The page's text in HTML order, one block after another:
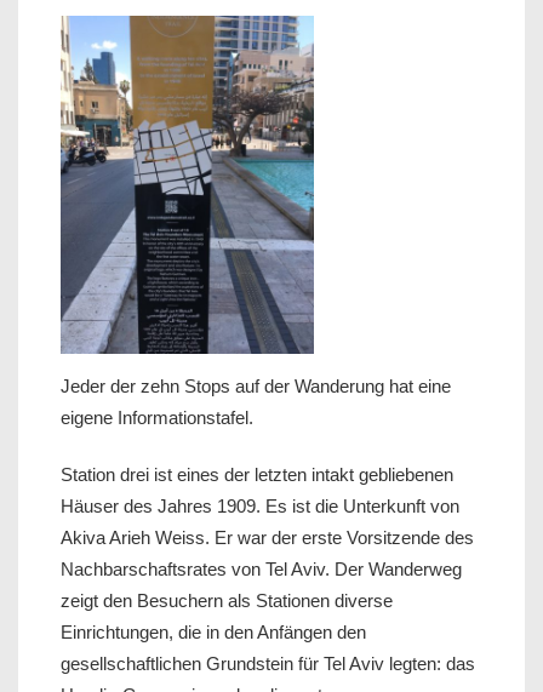
Jeder der zehn Stops auf der Wanderung hat eine
eigene Informationstafel.
Station drei ist eines der letzten intakt gebliebenen
Häuser des Jahres 1909. Es ist die Unterkunft von
Akiva Arieh Weiss. Er war der erste Vorsitzende des
Nachbarschaftsrates von Tel Aviv. Der Wanderweg
zeigt den Besuchern als Stationen diverse
Einrichtungen, die in den Anfängen den
gesellschaftlichen Grundstein für Tel Aviv legten: das